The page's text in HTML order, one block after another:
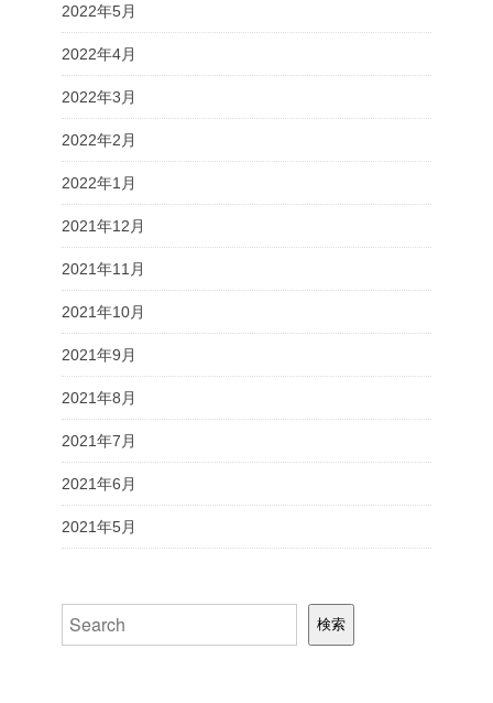
2022年5月
2022年4月
2022年3月
2022年2月
2022年1月
2021年12月
2021年11月
2021年10月
2021年9月
2021年8月
2021年7月
2021年6月
2021年5月
検索 検索